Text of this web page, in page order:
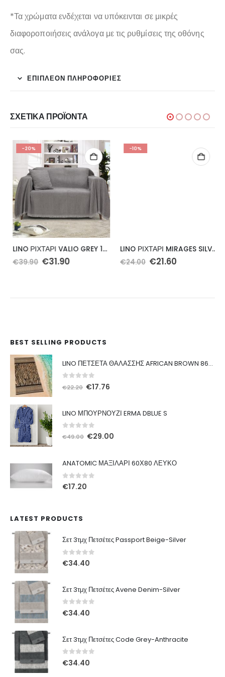
*Τα χρώματα ενδέχεται να υπόκεινται σε μικρές
διαφοροποιήσεις ανάλογα με τις ρυθμίσεις της οθόνης
σας.
ΕΠΙΠΛΈΟΝ ΠΛΗΡΟΦΟΡΊΕΣ
ΣΧΕΤΙΚΆ ΠΡΟΪΌΝΤΑ
-20%
LINO ΡΙΧΤΑΡΙ VALIO GREY 180X250
€39.90 Original
€31.90Η
-10%
LINO ΡΙΧΤΑΡΙ MIRAGES SILVER 180X180
€24.00 Original
€21.60Η
BEST SELLING PRODUCTS
LINO ΠΕΤΣΕΤΑ ΘΑΛΑΣΣΗΣ AFRICAN BROWN 86X160
out of 5
€22.20 Original
€17.76
LINO ΜΠΟΥΡΝΟΥΖΙ ERMA DBLUE S
out of 5
€49.00 Original
€29.00
ANATOMIC ΜΑΞΙΛΑΡΙ 60Χ80 ΛΕΥΚΟ
0out of 5
€17.20
LATEST PRODUCTS
Σετ 3τμχ Πετσέτες Passport Beige-Silver
0out of 5
€34.40
Σετ 3τμχ Πετσέτες Avene Denim-Silver
0out of 5
€34.40
Σετ 3τμχ Πετσέτες Code Grey-Anthracite
0out of 5
€34.40